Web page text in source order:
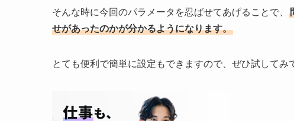
そんな時に今回のパラメータを忍ばせてあげることで、
せがあったのかが分かるようになります。
とても便利で簡単に設定もできますので、ぜひ試してみ